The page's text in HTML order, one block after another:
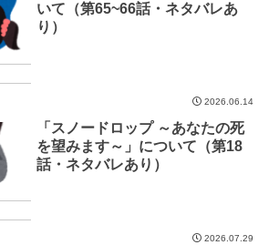
いて（第65~66話・ネタバレあ
り）
2026.06.14
「スノードロップ ～あなたの死
を望みます～」について（第18
話・ネタバレあり）
2026.07.29